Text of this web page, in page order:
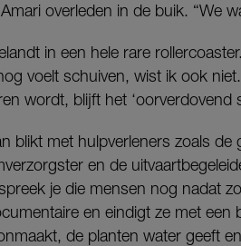
overleden in de buik. “We
in een hele rare
voelt schuiven, wist ik ook
wordt, blijft het ‘oorverdovend
blikt met hulpverleners zoals
en de
je die mensen nog nadat
en eindigt ze met een
de planten water geeft